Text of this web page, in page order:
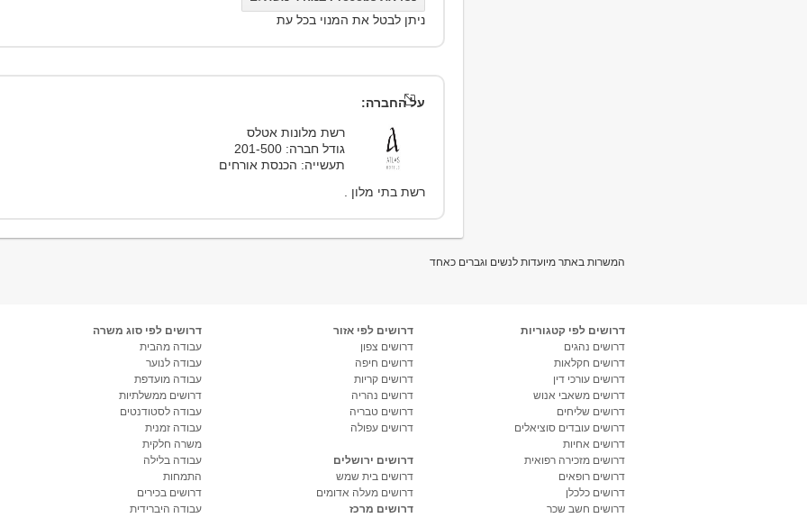
ניתן לבטל את המנוי בכל עת
על החברה:
רשת מלונות אטלס
גודל חברה: 201-500
תעשייה: הכנסת אורחים
רשת בתי מלון .
המשרות באתר מיועדות לנשים וגברים כאחד
דרושים לפי קטגוריות
דרושים נהגים
דרושים חקלאות
דרושים עורכי דין
דרושים משאבי אנוש
דרושים שליחים
דרושים עובדים סוציאלים
דרושים אחיות
דרושים מזכירה רפואית
דרושים רופאים
דרושים כלכלן
דרושים חשב שכר
דרושים לפי אזור
דרושים צפון
דרושים חיפה
דרושים קריות
דרושים נהריה
דרושים טבריה
דרושים עפולה
דרושים ירושלים
דרושים בית שמש
דרושים מעלה אדומים
דרושים מרכז
דרושים לפי סוג משרה
עבודה מהבית
עבודה לנוער
עבודה מועדפת
דרושים ממשלתיות
עבודה לסטודנטים
עבודה זמנית
משרה חלקית
עבודה בלילה
התמחות
דרושים בכירים
עבודה היברידית